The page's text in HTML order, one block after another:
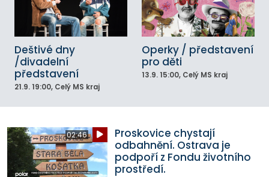
Deštivé dny
/divadelní
představení
21.9. 19:00, Celý MS kraj
Operky / představení
pro děti
13.9. 15:00, Celý MS kraj
02:46
Proskovice chystají
odbahnění. Ostrava je
podpoří z Fondu životního
prostředí.